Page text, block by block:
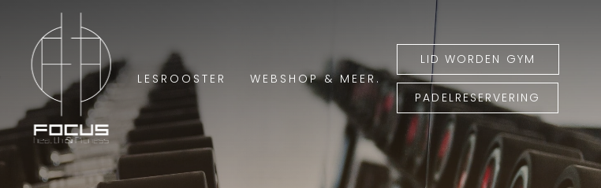
LID WORDEN GYM
PADELRESERVERING
LESROOSTER WEBSHOP & MEER.